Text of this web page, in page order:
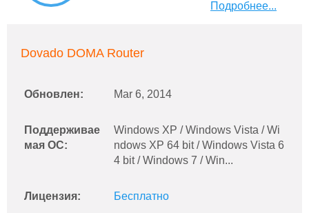
Подробнее...
Dovado DOMA Router
Обновлен: Mar 6, 2014
Поддерживае
мая ОС:
Windows XP / Windows Vista / Wi
ndows XP 64 bit / Windows Vista 6
4 bit / Windows 7 / Win...
Лицензия: Бесплатно